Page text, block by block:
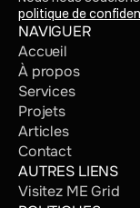
politique de
NAVIGUER
Accueil
À propos
Services
Projets
Articles
Contact
AUTRES LIENS
Visitez ME Grid